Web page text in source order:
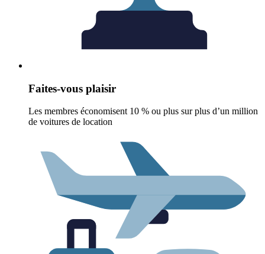
Faites-vous plaisir
Les membres économisent 10 % ou plus sur plus d’un million
de voitures de location